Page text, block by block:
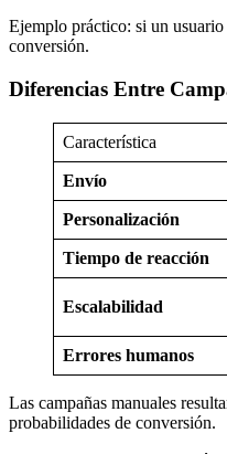
Ejemplo práctico: si un
conversión.
Diferencias Entre
Característica
Envío
Personalización
Tiempo de reacción
Escalabilidad
Errores humanos
Las campañas manuales
probabilidades de conversión.